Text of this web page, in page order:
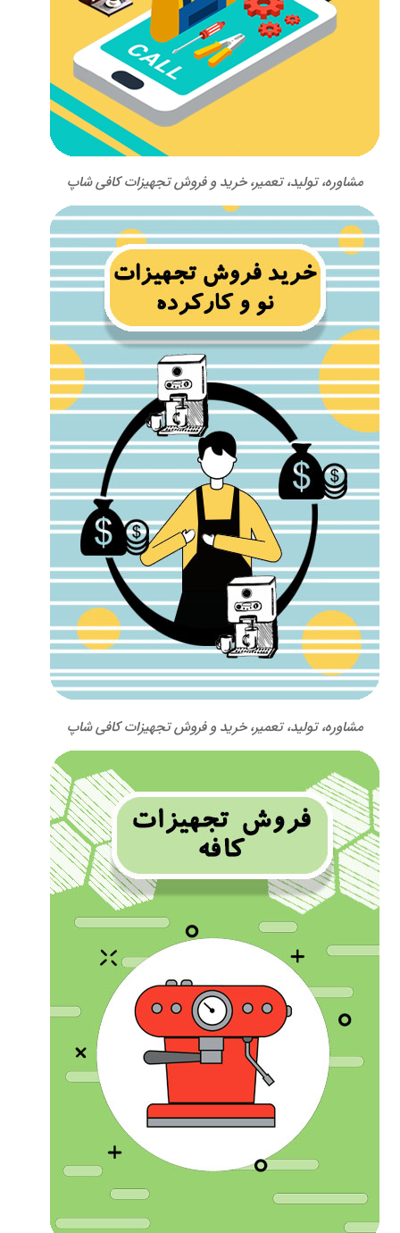
مشاوره، تولید، تعمیر، خرید و فروش تجهیزات کافی شاپ
مشاوره، تولید، تعمیر، خرید و فروش تجهیزات کافی شاپ